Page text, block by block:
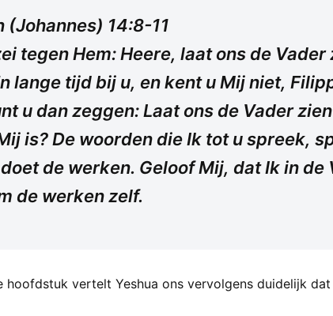
(Johannes) 14:8-11
tegen Hem: Heere, laat ons de
lange tijd bij u, en kent u Mij niet,
u dan zeggen: Laat ons de Vader
is? De woorden die Ik tot u spreek,
de werken. Geloof Mij, dat Ik in
de werken zelf.
hoofdstuk vertelt Yeshua ons vervolgens duidelijk